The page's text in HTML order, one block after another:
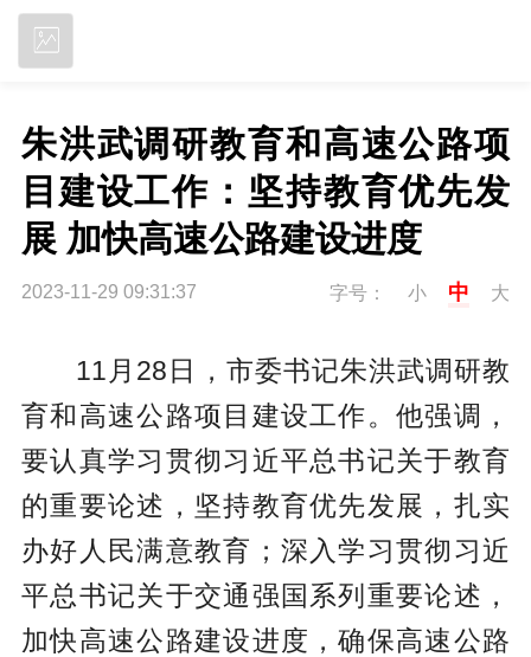
朱洪武调研教育和高速公路项
目建设工作：坚持教育优先发
展 加快高速公路建设进度
2023-11-29 09:31:37 字号： 小 中 大
11月28日，市委书记朱洪武调研教
育和高速公路项目建设工作。他强调，
要认真学习贯彻习近平总书记关于教育
的重要论述，坚持教育优先发展，扎实
办好人民满意教育；深入学习贯彻习近
平总书记关于交通强国系列重要论述，
加快高速公路建设进度，确保高速公路